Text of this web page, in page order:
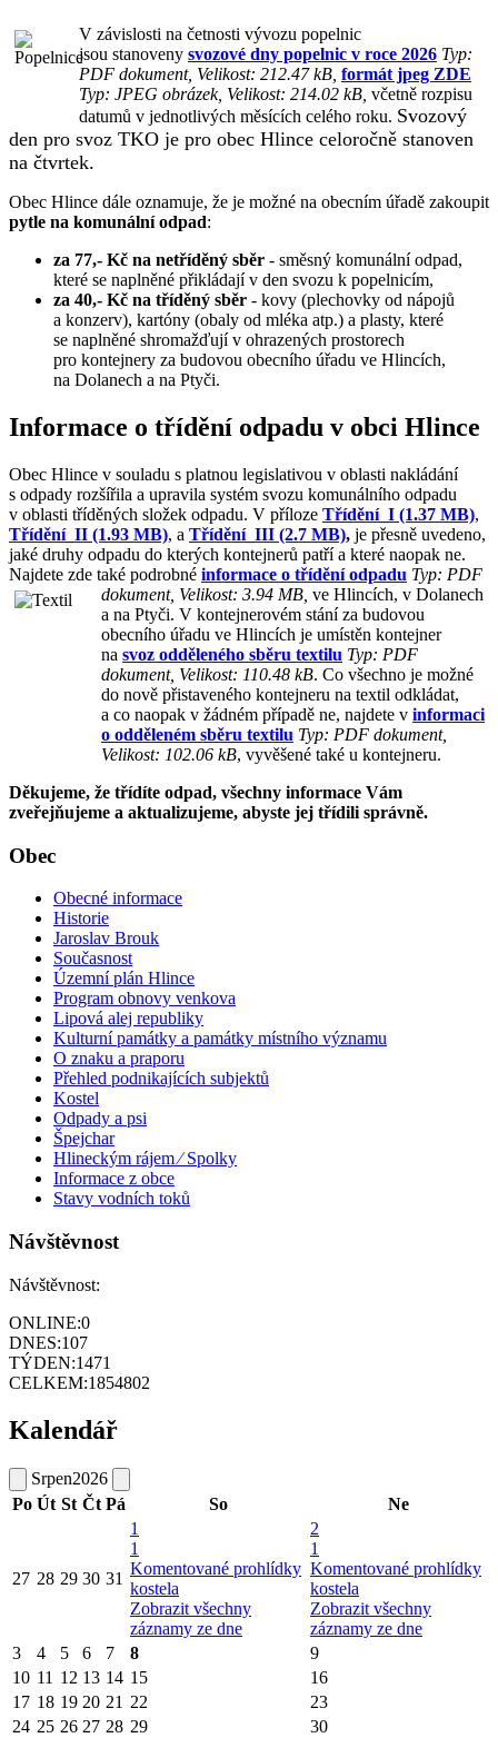
V závislosti na četnosti vývozu popelnic
jsou stanoveny svozové dny popelnic v roce 2026 Typ:
PDF dokument, Velikost: 212.47 kB, formát jpeg ZDE
Typ: JPEG obrázek, Velikost: 214.02 kB, včetně rozpisu
datumů v jednotlivých měsících celého roku. Svozový
den pro svoz TKO je pro obec Hlince celoročně stanoven
na čtvrtek.
Obec Hlince dále oznamuje, že je možné na obecním úřadě zakoupit
pytle na komunální odpad:
za 77,- Kč na netříděný sběr - směsný komunální odpad,
které se naplněné přikládají v den svozu k popelnicím,
za 40,- Kč na tříděný sběr - kovy (plechovky od nápojů
a konzerv), kartóny (obaly od mléka atp.) a plasty, které
se naplněné shromažďují v ohrazených prostorech
pro kontejnery za budovou obecního úřadu ve Hlincích,
na Dolanech a na Ptyči.
Informace o třídění odpadu v obci Hlince
Obec Hlince v souladu s platnou legislativou v oblasti nakládání
s odpady rozšířila a upravila systém svozu komunálního odpadu
v oblasti tříděných složek odpadu. V příloze Třídění_I (1.37 MB),
Třídění_II (1.93 MB), a Třídění_III (2.7 MB), je přesně uvedeno,
jaké druhy odpadu do kterých kontejnerů patří a které naopak ne.
Najdete zde také podrobné informace o třídění odpadu Typ: PDF
dokument, Velikost: 3.94 MB, ve Hlincích, v Dolanech
a na Ptyči. V kontejnerovém stání za budovou
obecního úřadu ve Hlincích je umístěn kontejner
na svoz odděleného sběru textilu Typ: PDF
dokument, Velikost: 110.48 kB. Co všechno je možné
do nově přistaveného kontejneru na textil odkládat,
a co naopak v žádném případě ne, najdete v informaci
o odděleném sběru textilu Typ: PDF dokument,
Velikost: 102.06 kB, vyvěšené také u kontejneru.
Děkujeme, že třídíte odpad, všechny informace Vám
zveřejňujeme a aktualizujeme, abyste jej třídili správně.
Obec
Obecné informace
Historie
Jaroslav Brouk
Současnost
Územní plán Hlince
Program obnovy venkova
Lipová alej republiky
Kulturní památky a památky místního významu
O znaku a praporu
Přehled podnikajících subjektů
Kostel
Odpady a psi
Špejchar
Hlineckým rájem ⁄ Spolky
Informace z obce
Stavy vodních toků
Návštěvnost
Návštěvnost:
ONLINE:0
DNES:107
TÝDEN:1471
CELKEM:1854802
Kalendář
Srpen2026
Po Út St Čt Pá So Ne
27 28 29 30 31
1
1
Komentované prohlídky
kostela
Zobrazit všechny
záznamy ze dne
2
1
Komentované prohlídky
kostela
Zobrazit všechny
záznamy ze dne
3
4 5 6 7 8
9
10 11 12 13 14 15
16
17 18 19 20 21 22
23
24 25 26 27 28 29
30